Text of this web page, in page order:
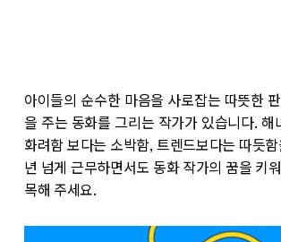
아이들의 순수한 마음을 사로잡는 따뜻한
을 주는 동화를 그리는 작가가 있습니다.
화려함 보다는 소박함, 트렌드보다는 따듯
년 넘게 근무하면서도 동화 작가의 꿈을 키
목해 주세요.